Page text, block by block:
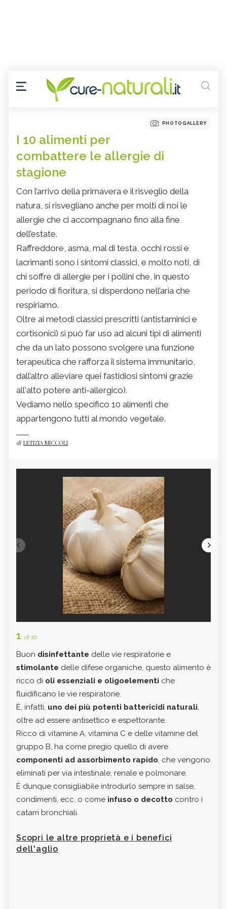
PHOTOGALLERY
I 10 alimenti per
combattere le allergie di
stagione
Con l’arrivo della primavera e il risveglio della
natura, si risvegliano anche per molti di noi le
allergie che ci accompagnano fino alla fine
dell’estate.
Raffreddore, asma, mal di testa, occhi rossi e
lacrimanti sono i sintomi classici, e molto noti, di
chi soffre di allergie per i pollini che, in questo
periodo di fioritura, si disperdono nell’aria che
respiriamo.
Oltre ai metodi classici prescritti (antistaminici e
cortisonici) si può far uso ad alcuni tipi di alimenti
che da un lato possono svolgere una funzione
terapeutica che rafforza il sistema immunitario,
dall’altro alleviare quei fastidiosi sintomi grazie
all'alto potere anti-allergico).
Vediamo nello specifico 10 alimenti che
appartengono tutti al mondo vegetale.
di LETIZIA MICCOLI
1 di 10
Buon disinfettante delle vie respiratorie e
stimolante delle difese organiche, questo alimento è
ricco di oli essenziali e oligoelementi che
fluidificano le vie respiratorie.
È, infatti, uno dei più potenti battericidi naturali,
oltre ad essere antisettico e espettorante.
Ricco di vitamine A, vitamina C e delle vitamine del
gruppo B, ha come pregio quello di avere
componenti ad assorbimento rapido, che vengono
eliminati per via intestinale, renale e polmonare.
È dunque consigliabile introdurlo sempre in salse,
condimenti, ecc. o come infuso o decotto contro i
catarri bronchiali.
Scopri le altre proprietà e i benefici
dell'aglio